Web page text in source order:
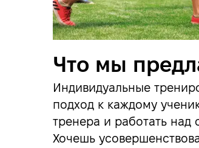
Что мы
Индивидуальные
подход к каждому
тренера и работать над
Хочешь